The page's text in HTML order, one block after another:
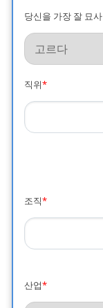
당신을 가장 잘 묘
직위*
조직*
산업*